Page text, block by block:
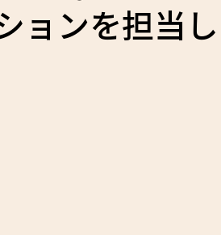
ョンを担当